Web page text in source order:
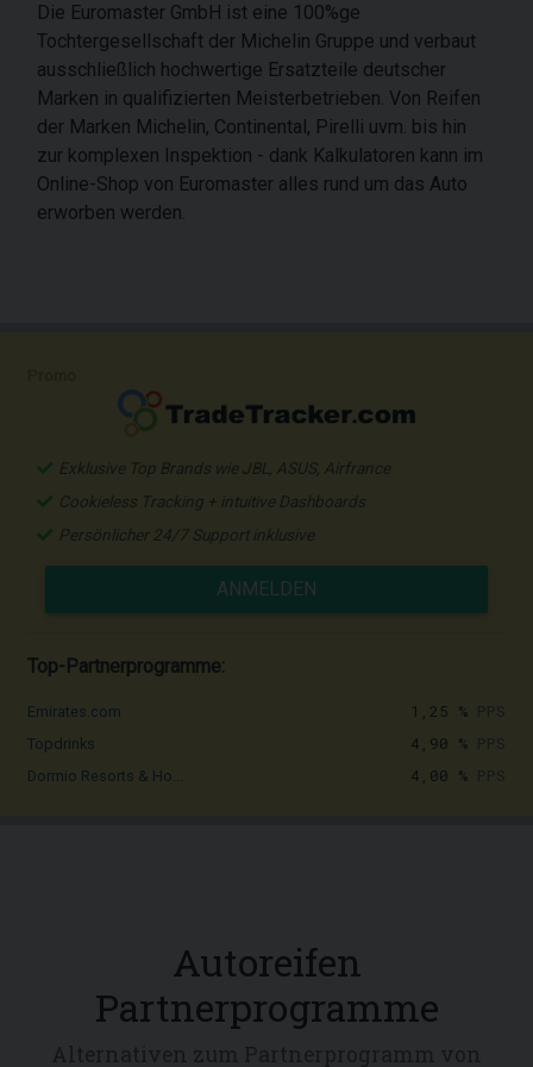
Die Euromaster GmbH ist eine 100%ge
Tochtergesellschaft der Michelin Gruppe und verbaut
ausschließlich hochwertige Ersatzteile deutscher
Marken in qualifizierten Meisterbetrieben. Von Reifen
der Marken Michelin, Continental, Pirelli uvm. bis hin
zur komplexen Inspektion - dank Kalkulatoren kann im
Online-Shop von Euromaster alles rund um das Auto
erworben werden.
Exklusive Top Brands wie JBL, ASUS, Airfrance
Cookieless Tracking + intuitive Dashboards
Persönlicher 24/7 Support inklusive
ANMELDEN
Top-Partnerprogramme:
Emirates.com 1,25 %
Topdrinks 4,90 %
Dormio Resorts & Ho... 4,00 %
Autoreifen
Partnerprogramme